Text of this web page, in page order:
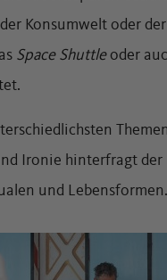
Konsumwelt oder
Space Shuttleoder
Ironie hinterfragt
und Lebensformen.